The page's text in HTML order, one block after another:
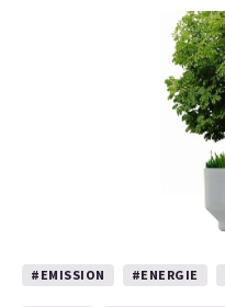
#EMISSION #ENERGIE